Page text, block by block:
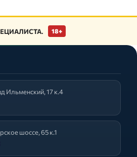
18+
Ильменский, 17 к.4
шоссе, 65 к.1